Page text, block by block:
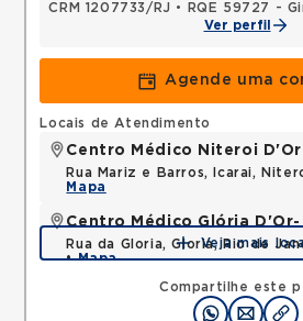
CRM 1207733/RJ •
RQE 59727 -
Ver perfil
Agende uma
Compartilhe este
Locais de Atendimento
Centro Médico Niteroi
Rua Mariz e Barros, Icarai,
Mapa
Centro Médico Glória
Rua da Gloria, Gloria, Rio de
•Mapa
Veja mais